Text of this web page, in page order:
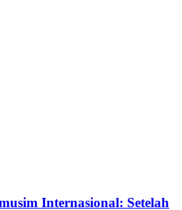
Internasional: Setelah